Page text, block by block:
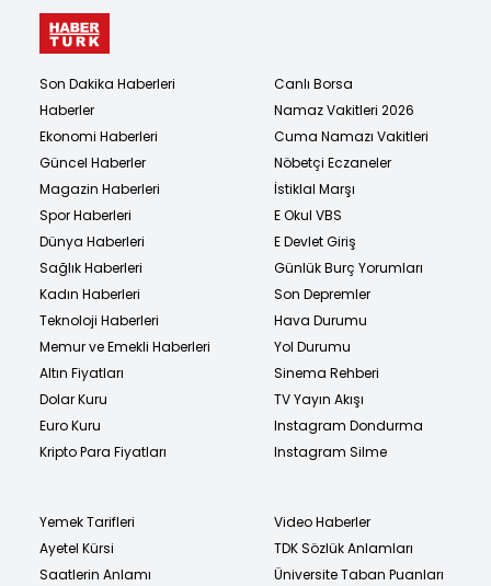
Son Dakika Haberleri
Haberler
Ekonomi Haberleri
Güncel Haberler
Magazin Haberleri
Spor Haberleri
Dünya Haberleri
Sağlık Haberleri
Kadın Haberleri
Teknoloji Haberleri
Memur ve Emekli Haberleri
Altın Fiyatları
Dolar Kuru
Euro Kuru
Kripto Para Fiyatları
Canlı Borsa
Namaz Vakitleri 2026
Cuma Namazı Vakitleri
Nöbetçi Eczaneler
İstiklal Marşı
E Okul VBS
E Devlet Giriş
Günlük Burç Yorumları
Son Depremler
Hava Durumu
Yol Durumu
Sinema Rehberi
TV Yayın Akışı
Instagram Dondurma
Instagram Silme
Yemek Tarifleri
Ayetel Kürsi
Saatlerin Anlamı
Video Haberler
TDK Sözlük Anlamları
Üniversite Taban Puanları